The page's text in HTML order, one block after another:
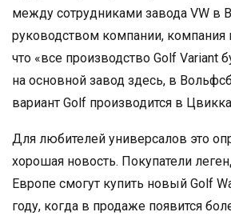
между сотрудниками завода VW в
руководством компании, компания
что «все производство Golf Variant
на основной завод здесь, в
вариант Golf производится в
Для любителей универсалов это
хорошая новость. Покупатели
Европе смогут купить новый Golf
году, когда в продаже появится